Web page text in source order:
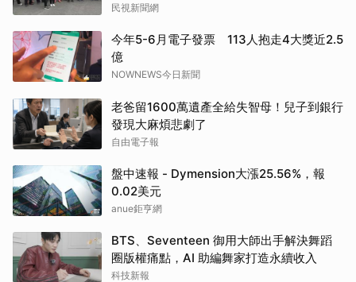
民視新聞網
今年5-6月電子發票 113人抱走4大獎近2.5
億
NOWNEWS今日新聞
老爸留1600萬遺產全給失智母！兒子到銀行
發現大麻煩悲劇了
自由電子報
盤中速報 - Dymension大漲25.56%，報
0.02美元
anue鉅亨網
BTS、Seventeen 御用大師出手解決舞蹈
圈版權痛點，AI 助編舞家打造永續收入
科技新報